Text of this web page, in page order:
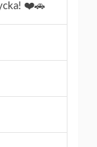
❤️🚗